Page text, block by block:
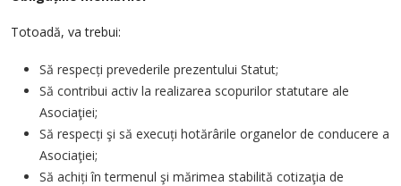
Totoadă, va trebui:
Să respecți prevederile prezentului Statut;
Să contribui activ la realizarea scopurilor statutare ale
Asociaţiei;
Să respecți şi să execuți hotărârile organelor de conducere a
Asociaţiei;
Să achiți în termenul şi mărimea stabilită cotizaţia de